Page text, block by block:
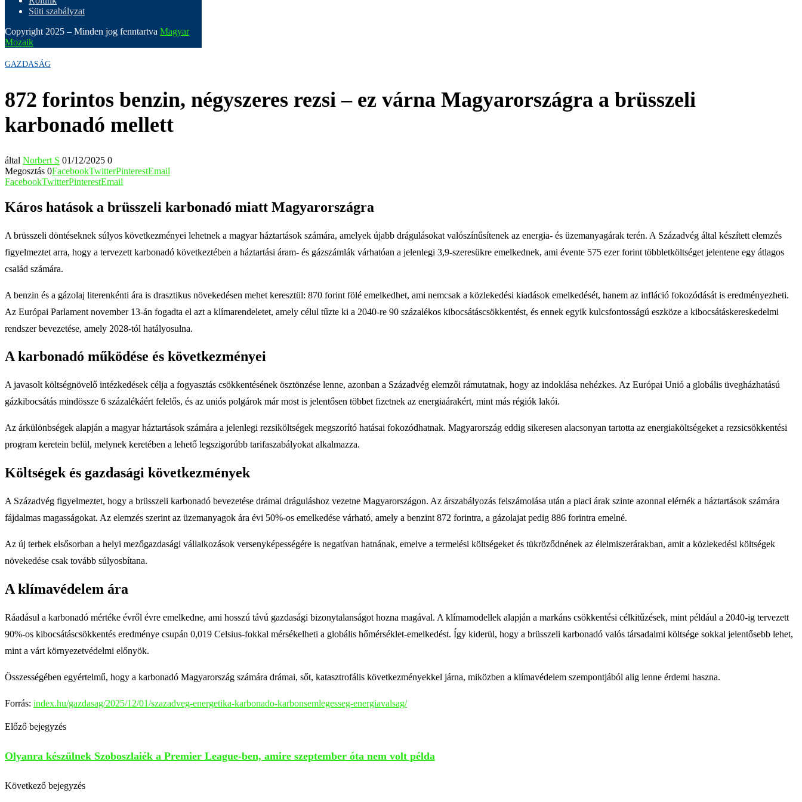
Süti szabályzat
Copyright 2025 – Minden jog fenntartva Magyar
Mozaik
GAZDASÁG
872 forintos benzin, négyszeres rezsi – ez várna Magyarországra a brüsszeli
karbonadó mellett
által Norbert S 01/12/2025 0
Megosztás 0FacebookTwitterPinterestEmail
FacebookTwitterPinterestEmail
Káros hatások a brüsszeli karbonadó miatt Magyarországra
A brüsszeli döntéseknek súlyos következményei lehetnek a magyar háztartások számára, amelyek újabb drágulásokat valószínűsítenek az energia- és üzemanyagárak terén. A Századvég által készített elemzés
figyelmeztet arra, hogy a tervezett karbonadó következtében a háztartási áram- és gázszámlák várhatóan a jelenlegi 3,9-szeresükre emelkednek, ami évente 575 ezer forint többletköltséget jelentene egy átlagos
család számára.
A benzin és a gázolaj literenkénti ára is drasztikus növekedésen mehet keresztül: 870 forint fölé emelkedhet, ami nemcsak a közlekedési kiadások emelkedését, hanem az infláció fokozódását is eredményezheti.
Az Európai Parlament november 13-án fogadta el azt a klímarendeletet, amely célul tűzte ki a 2040-re 90 százalékos kibocsátáscsökkentést, és ennek egyik kulcsfontosságú eszköze a kibocsátáskereskedelmi
rendszer bevezetése, amely 2028-tól hatályosulna.
A karbonadó működése és következményei
A javasolt költségnövelő intézkedések célja a fogyasztás csökkentésének ösztönzése lenne, azonban a Századvég elemzői rámutatnak, hogy az indoklása nehézkes. Az Európai Unió a globális üvegházhatású
gázkibocsátás mindössze 6 százalékáért felelős, és az uniós polgárok már most is jelentősen többet fizetnek az energiaárakért, mint más régiók lakói.
Az árkülönbségek alapján a magyar háztartások számára a jelenlegi rezsiköltségek megszorító hatásai fokozódhatnak. Magyarország eddig sikeresen alacsonyan tartotta az energiaköltségeket a rezsicsökkentési
program keretein belül, melynek keretében a lehető legszigorúbb tarifaszabályokat alkalmazza.
Költségek és gazdasági következmények
A Századvég figyelmeztet, hogy a brüsszeli karbonadó bevezetése drámai dráguláshoz vezetne Magyarországon. Az árszabályozás felszámolása után a piaci árak szinte azonnal elérnék a háztartások számára
fájdalmas magasságokat. Az elemzés szerint az üzemanyagok ára évi 50%-os emelkedése várható, amely a benzint 872 forintra, a gázolajat pedig 886 forintra emelné.
Az új terhek elsősorban a helyi mezőgazdasági vállalkozások versenyképességére is negatívan hatnának, emelve a termelési költségeket és tükröződnének az élelmiszerárakban, amit a közlekedési költségek
növekedése csak tovább súlyosbítana.
A klímavédelem ára
Ráadásul a karbonadó mértéke évről évre emelkedne, ami hosszú távú gazdasági bizonytalanságot hozna magával. A klímamodellek alapján a markáns csökkentési célkitűzések, mint például a 2040-ig tervezett
90%-os kibocsátáscsökkentés eredménye csupán 0,019 Celsius-fokkal mérsékelheti a globális hőmérséklet-emelkedést. Így kiderül, hogy a brüsszeli karbonadó valós társadalmi költsége sokkal jelentősebb lehet,
mint a várt környezetvédelmi előnyök.
Összességében egyértelmű, hogy a karbonadó Magyarország számára drámai, sőt, katasztrofális következményekkel járna, miközben a klímavédelem szempontjából alig lenne érdemi haszna.
Forrás: index.hu/gazdasag/2025/12/01/szazadveg-energetika-karbonado-karbonsemlegesseg-energiavalsag/
Előző bejegyzés
Olyanra készülnek Szoboszlaiék a Premier League-ben, amire szeptember óta nem volt példa
Következő bejegyzés